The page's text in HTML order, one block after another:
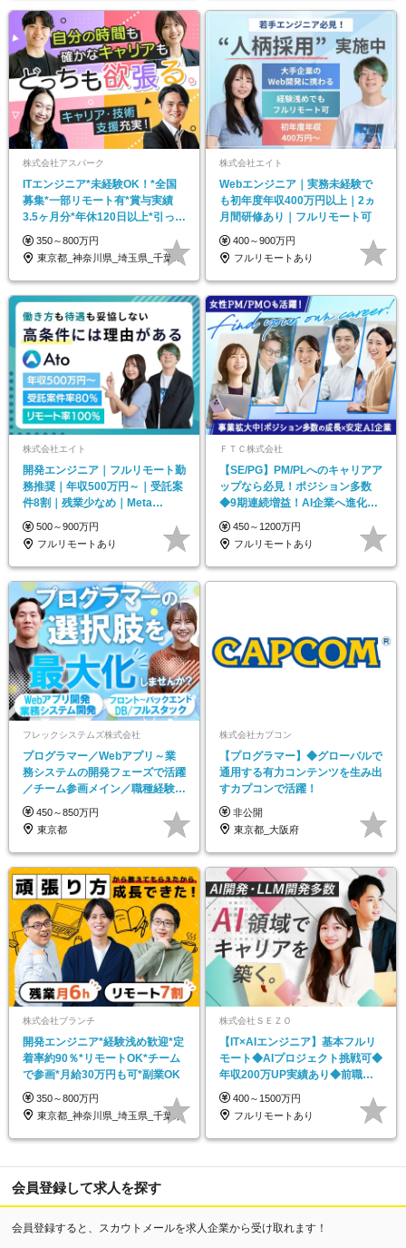
株式会社アスパーク
ITエンジニア*未経験OK！*全国
募集*一部リモート有*賞与実績
3.5ヶ月分*年休120日以上*引っ越
し手当有
350～800万円
東京都_神奈川県_埼玉県_千葉県_大阪府…
株式会社エイト
Webエンジニア｜実務未経験で
も初年度年収400万円以上｜2ヵ
月間研修あり｜フルリモート可
400～900万円
フルリモートあり
株式会社エイト
開発エンジニア｜フルリモート勤
務推奨｜年収500万円～｜受託案
件8割｜残業少なめ｜Meta
Quest2支給
500～900万円
フルリモートあり
ＦＴＣ株式会社
【SE/PG】PM/PLへのキャリアア
ップなら必見！ポジション多数
◆9期連続増益！AI企業へ進化中
【前給保証】
450～1200万円
フルリモートあり
フレックシステムズ株式会社
プログラマー／Webアプリ～業
務システムの開発フェーズで活躍
／チーム参画メイン／職種経験不
問・育成枠採用あり
450～850万円
東京都
株式会社カプコン
【プログラマー】◆グローバルで
通用する有力コンテンツを生み出
すカプコンで活躍！
非公開
東京都_大阪府
株式会社ブランチ
開発エンジニア*経験浅め歓迎*定
着率約90％*リモートOK*チーム
で参画*月給30万円も可*副業OK
350～800万円
東京都_神奈川県_埼玉県_千葉県
株式会社ＳＥＺＯ
【IT×AIエンジニア】基本フルリ
モート◆AIプロジェクト挑戦可◆
年収200万UP実績あり◆前職給
与保証
400～1500万円
フルリモートあり
会員登録して求人を探す
会員登録すると、スカウトメールを求人企業から受け取れます！